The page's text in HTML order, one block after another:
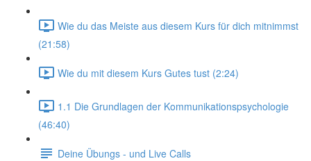
Wie du das Meiste aus diesem Kurs für dich mitnimmst
(21:58)
Wie du mit diesem Kurs Gutes tust (2:24)
1.1 Die Grundlagen der Kommunikationspsychologie
(46:40)
Deine Übungs - und Live Calls